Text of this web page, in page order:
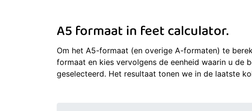
A5 formaat in feet calculator.
Om het A5-formaat (en overige A-formaten) te
formaat en kies vervolgens de eenheid waarin u de
geselecteerd. Het resultaat tonen we in de laatste